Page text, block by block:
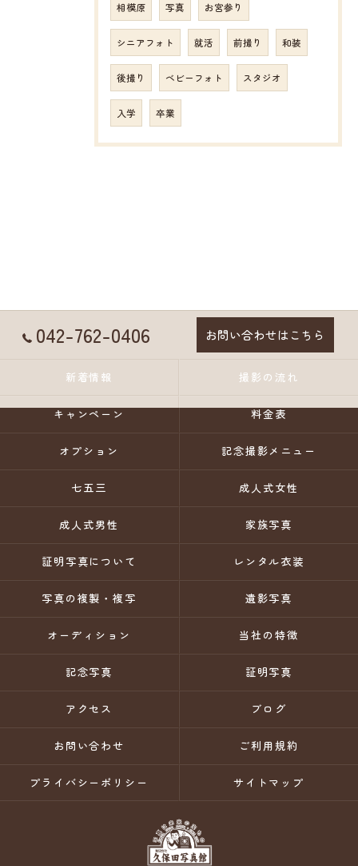
相模原 写真 お宮参り
シニアフォト 就活 前撮り 和装
後撮り ベビーフォト スタジオ
入学 卒業
042-762-0406 お問い合わせはこちら
新着情報 撮影の流れ
キャンペーン 料金表
オプション 記念撮影メニュー
七五三 成人式女性
成人式男性 家族写真
証明写真について レンタル衣装
写真の複製・複写 遺影写真
オーディション 当社の特徴
記念写真 証明写真
アクセス ブログ
お問い合わせ ご利用規約
プライバシーポリシー サイトマップ